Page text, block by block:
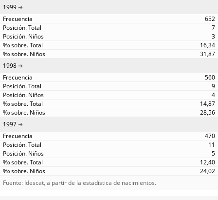
1999
652
7
3
16,34
31,87
1998
560
9
4
14,87
28,56
1997
470
11
5
12,40
24,02
Fuente: Idescat, a partir de la estadística de nacimientos.